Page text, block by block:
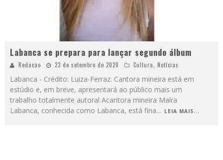
Labanca se prepara para lançar segundo álbum
Redacao 23 de setembro de 2020 Cultura, Notícias
Labanca - Crédito: Luiza-Ferraz. Cantora mineira está em
estúdio e, em breve, apresentará ao público mais um
trabalho totalmente autoral Acantora mineira Maíra
Labanca, conhecida como Labanca, está fina... LEIA MAIS...